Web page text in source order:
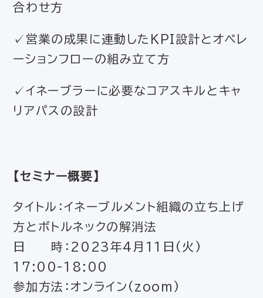
合わせ方
✓営業の成果に連動したKPI設計とオペレ
ーションフローの組み立て方
✓イネーブラーに必要なコアスキルとキャ
リアパスの設計
【セミナー概要】
タイトル：イネーブルメント組織の立ち上げ
方とボトルネックの解消法
日 時：2023年4月11日(火)
17:00-18:00
参加方法：オンライン(zoom)